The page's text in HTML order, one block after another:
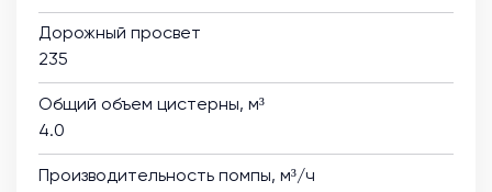
Дорожный просвет
235
Общий объем цистерны, м³
4.0
Производительность помпы, м³/ч